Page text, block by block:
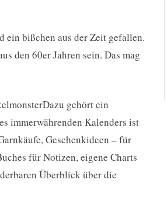
ein bißchen aus der Zeit gefallen.
den 60er Jahren sein. Das mag
Dazu gehört ein
immerwährenden Kalenders ist
Geschenkideen – für
für Notizen, eigene Charts
Überblick über die